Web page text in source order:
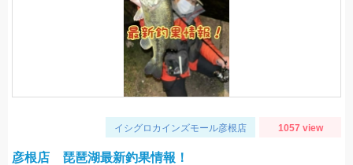
イシグロカインズモール彦根店 1057 view
彦根店 琵琶湖最新釣果情報！